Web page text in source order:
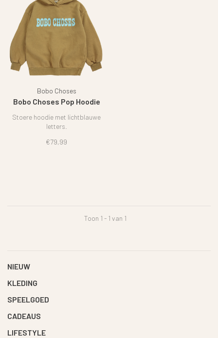
Bobo Choses
Bobo Choses Pop Hoodie
Stoere hoodie met lichtblauwe
letters.
€79,99
Toon 1 - 1 van 1
NIEUW
KLEDING
SPEELGOED
CADEAUS
LIFESTYLE